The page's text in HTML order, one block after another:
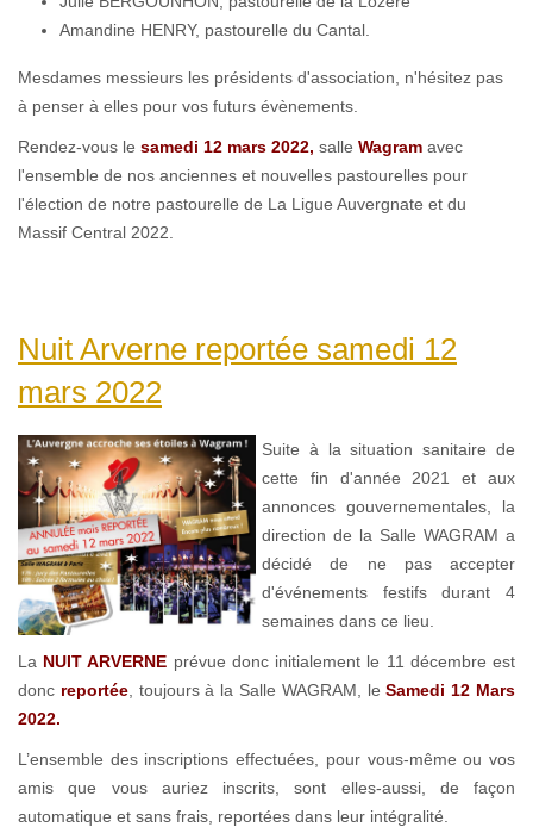
Amandine HENRY, pastourelle du Cantal.
Mesdames messieurs les présidents d'association, n'hésitez pas
à penser à elles pour vos futurs évènements.
Rendez-vous le samedi 12 mars 2022, salle Wagram avec
l'ensemble de nos anciennes et nouvelles pastourelles pour
l'élection de notre pastourelle de La Ligue Auvergnate et du
Massif Central 2022.
Nuit Arverne reportée samedi 12
mars 2022
Suite à la situation sanitaire de
cette fin d'année 2021 et aux
annonces gouvernementales, la
direction de la Salle WAGRAM a
décidé de ne pas accepter
d'événements festifs durant 4
semaines dans ce lieu.
La NUIT ARVERNE prévue donc initialement le 11 décembre est
donc reportée, toujours à la Salle WAGRAM, leSamedi 12 Mars
2022.
L’ensemble des inscriptions effectuées, pour vous-même ou vos
amis que vous auriez inscrits, sont elles-aussi, de façon
automatique et sans frais, reportées dans leur intégralité.